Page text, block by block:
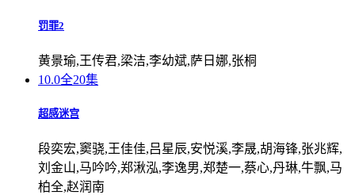
罚罪2
黄景瑜,王传君,梁洁,李幼斌,萨日娜,张桐
10.0全20集
超感迷宫
段奕宏,窦骁,王佳佳,吕星辰,安悦溪,李晟,胡海锋,张兆辉,
刘金山,马吟吟,郑湫泓,李逸男,郑楚一,蔡心,丹琳,牛飘,马
柏全,赵润南